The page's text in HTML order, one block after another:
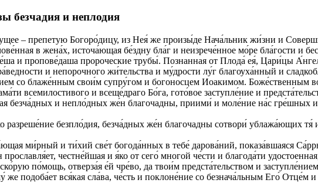
безчадия и неплодия
– препетую Богоро́дицу, из Нея́ же произы́де Нача́льник жи́зни и
в жена́х, источа́ющая бе́здну бла́г и неизрече́нное мо́ре бла́гости и
и пропове́даша пророческие трубы́. Познанная от Плода́ ея́, Цари́цы
и непорочного жи́тельства и му́дрости лу́г благоуха́нный и
со блаже́нным свои́м супру́гом и богоносцем Иоакимом. Боже́ственным
всемилостивого и всеще́драго Бо́га, гото́вое заступле́ние и
безча́дных и непло́дных же́н благочадны, приими́ и моле́ние на́с гре́шных и
безпло́дия, безча́дных же́н благочадны сотвори́ ублажа́ющих тя́
ми́рный и ти́хий све́т богода́нных в тебе́ дарова́ний, показа́вшаяся
честне́йшая и я́ко от сего́ многой че́сти и благода́ти
по́мощь, отверза́я е́й чре́во, да твои́м предста́тельством и заступле́нием
подоба́ет вся́кая сла́ва, че́сть и поклоне́ние со безнача́льным Его́